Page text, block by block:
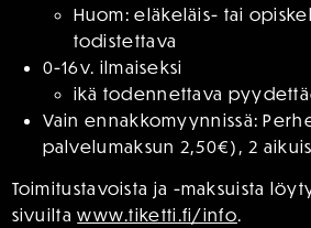
Huom: eläkeläis- tai
todistettava
0-16v. ilmaiseksi
ikä todennettava
Vain ennakkomyynnissä:
palvelumaksun 2,50€), 2
Toimitustavoista ja -maksuista
sivuiltawww.tiketti.fi/info.